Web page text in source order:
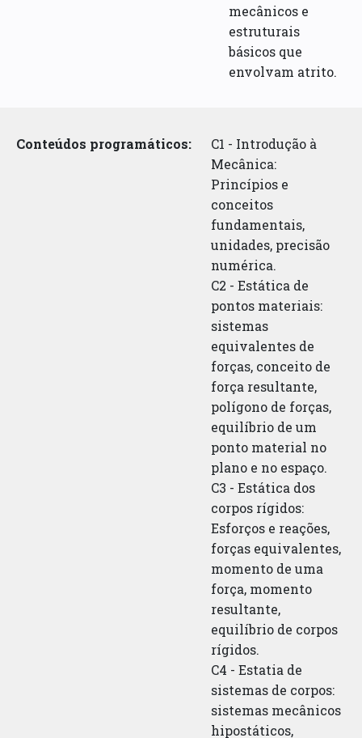
mecânicos e
estruturais
básicos que
envolvam atrito.
Conteúdos programáticos:
C1 - Introdução à
Mecânica:
Princípios e
conceitos
fundamentais,
unidades, precisão
numérica.
C2 - Estática de
pontos materiais:
sistemas
equivalentes de
forças, conceito de
força resultante,
polígono de forças,
equilíbrio de um
ponto material no
plano e no espaço.
C3 - Estática dos
corpos rígidos:
Esforços e reações,
forças equivalentes,
momento de uma
força, momento
resultante,
equilíbrio de corpos
rígidos.
C4 - Estatia de
sistemas de corpos:
sistemas mecânicos
hipostáticos,